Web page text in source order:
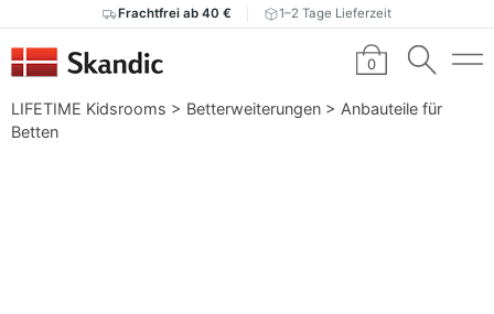
Frachtfrei ab 40 € 1–2 Tage Lieferzeit
0
LIFETIME Kidsrooms > Betterweiterungen > Anbauteile für
Betten